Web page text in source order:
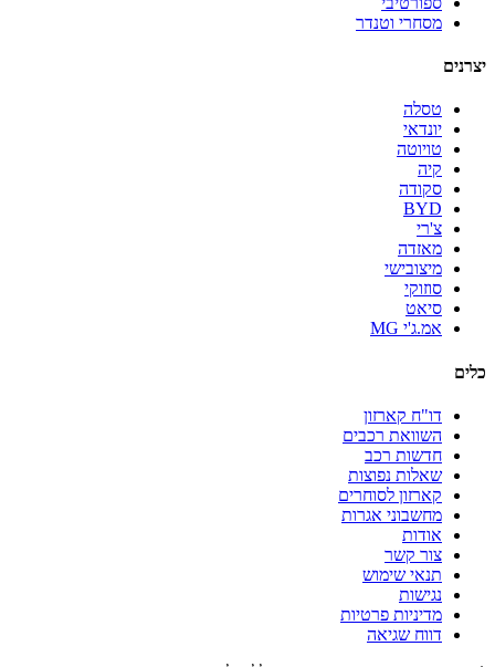
מסחרי וטנדר
יצרנים
טסלה
יונדאי
טויוטה
קיה
סקודה
BYD
צ'רי
מאזדה
מיצובישי
סוזוקי
סיאט
אמ.ג'י MG
כלים
דו"ח קארזון
השוואת רכבים
חדשות רכב
שאלות נפוצות
קארזון לסוחרים
מחשבוני אגרות
אודות
צור קשר
תנאי שימוש
נגישות
מדיניות פרטיות
דווח שגיאה